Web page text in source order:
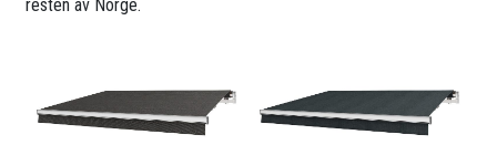
resten av Norge.